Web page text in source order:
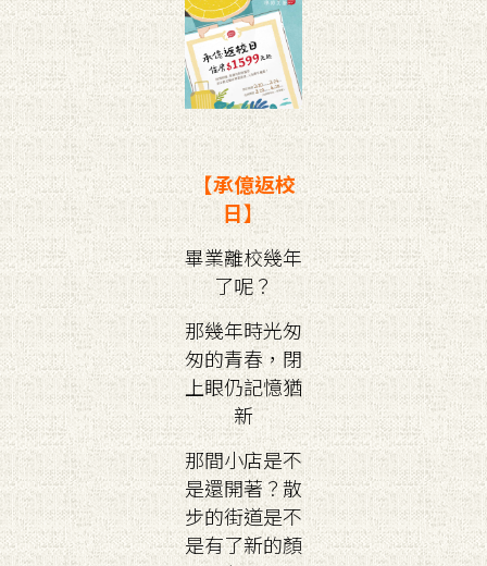
【承億返校
日】
畢業離校幾年
了呢？
那幾年時光匆
匆的青春，閉
上眼仍記憶猶
新
那間小店是不
是還開著？散
步的街道是不
是有了新的顏